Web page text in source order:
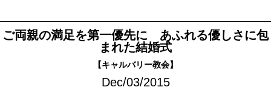
ご両親の満足を第一優先に あふれる優しさに包
まれた結婚式
【キャルバリー教会】
Dec/03/2015